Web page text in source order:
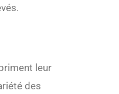
leur
des